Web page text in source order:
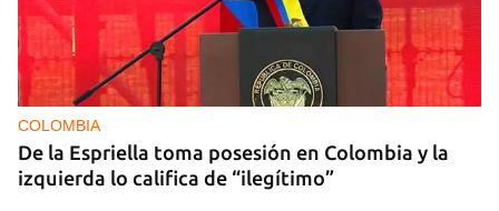
COLOMBIA
De la Espriella toma posesión en Colombia y la
izquierda lo califica de “ilegítimo”